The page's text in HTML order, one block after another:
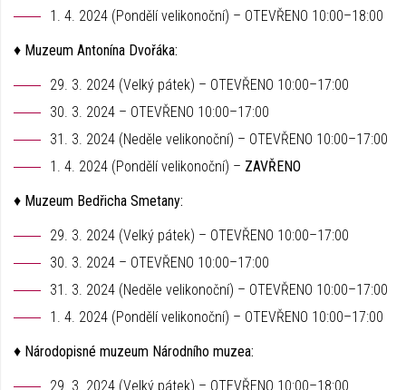
1. 4. 2024 (Pondělí velikonoční) – OTEVŘENO 10:00–18:00
♦ Muzeum Antonína Dvořáka:
29. 3. 2024 (Velký pátek) – OTEVŘENO 10:00–17:00
30. 3. 2024 – OTEVŘENO 10:00–17:00
31. 3. 2024 (Neděle velikonoční) – OTEVŘENO 10:00–17:00
1. 4. 2024 (Pondělí velikonoční) – ZAVŘENO
♦ Muzeum Bedřicha Smetany:
29. 3. 2024 (Velký pátek) – OTEVŘENO 10:00–17:00
30. 3. 2024 – OTEVŘENO 10:00–17:00
31. 3. 2024 (Neděle velikonoční) – OTEVŘENO 10:00–17:00
1. 4. 2024 (Pondělí velikonoční) – OTEVŘENO 10:00–17:00
♦ Národopisné muzeum Národního muzea:
29. 3. 2024 (Velký pátek) – OTEVŘENO 10:00–18:00